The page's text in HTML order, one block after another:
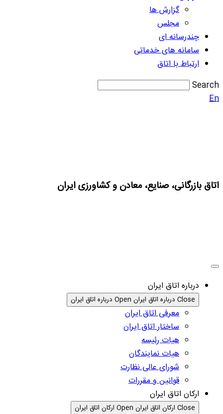
گزارش ها
مجلس
چندرسانه ای
سامانه های خدماتی
ارتباط با اتاق
Search
En
اتاق بازرگانی، صنایع، معادن و کشاورزی ایران
درباره اتاق ایران
Close درباره اتاق ایران Open درباره اتاق ایران
معرفی اتاق ایران
ساختار اتاق ایران
هیات رئیسه
هیات نمایندگان
شورای عالی نظارت
قوانین و مقررات
ارکان اتاق ایران
Close ارکان اتاق ایران Open ارکان اتاق ایران